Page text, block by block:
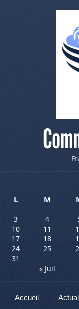
L
M
3
4
10
11
17
18
24
25
31
« Juil
Menu
Aller au contenu
Accueil